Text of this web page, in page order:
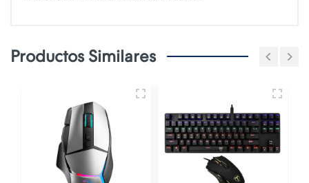
Productos Similares